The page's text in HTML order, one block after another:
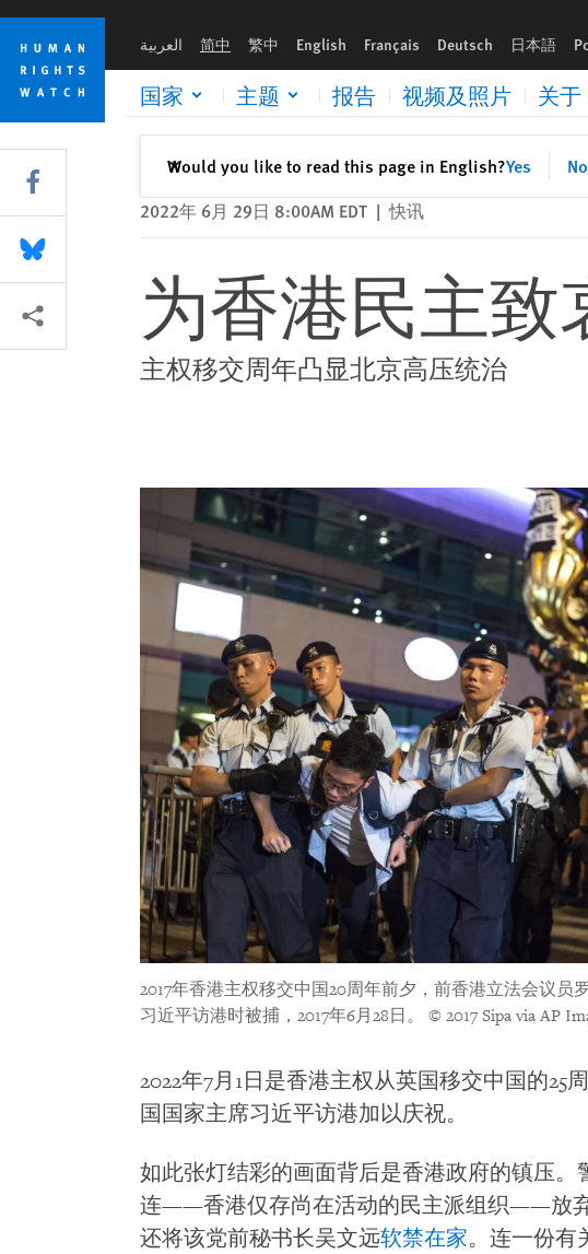
Skip
cookie
privacy
notice
Skip
main
content
العربية 简中 繁中 English Français Deutsch 日本語
国家 主题 报告 视频及照片 关于
Would you like to read this page in English?Yes
✕关闭
2022年 6月 29日 8:00AM EDT | 快讯
为香港民主致
主权移交周年凸显北京高压统治
2017年香港主权移交中国20周年前夕，前香港立法会议员
习近平访港时被捕，2017年6月28日。
© 2017 Sipa via AP
2022年7月1日是香港主权从英国移交中国的25
国国家主席习近平访港加以庆祝。
如此张灯结彩的画面背后是香港政府的镇压。
连——香港仅存尚在活动的民主派组织——放
还将该党前秘书长吴文远软禁在家。连一份有
Share this via Facebook
Share this via Bluesky
More sharing options